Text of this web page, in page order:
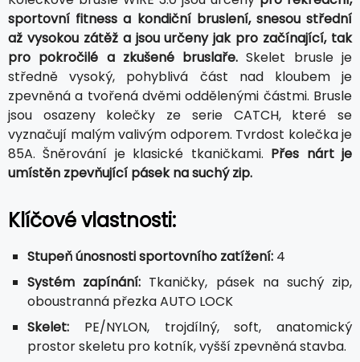
sportovní fitness a kondiční bruslení, snesou střední
až vysokou zátěž a jsou určeny jak pro začínající, tak
pro pokročilé a zkušené bruslaře. Skelet brusle je
středně vysoký, pohyblivá část nad kloubem je
zpevněná a tvořená dvěmi oddělenými částmi. Brusle
jsou osazeny kolečky ze serie CATCH, které se
vyznačují malým valivým odporem. Tvrdost kolečka je
85A. Šněrování je klasické tkaničkami. Přes nárt je
umístěn zpevňující pásek na suchý zip.
Klíčové vlastnosti:
Stupeň únosnosti sportovního zatížení: 4
Systém zapínání: Tkaničky, pásek na suchý zip,
oboustranná přezka AUTO LOCK
Skelet: PE/NYLON, trojdílný, soft, anatomický
prostor skeletu pro kotník, vyšší zpevněná stavba.